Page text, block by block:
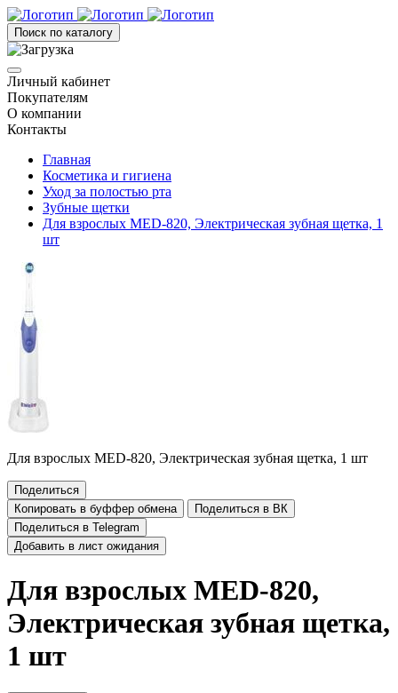
Поиск по каталогу
Личный кабинет
Покупателям
О компании
Контакты
Главная
Косметика и гигиена
Уход за полостью рта
Зубные щетки
Для взрослых MED-820, Электрическая зубная щетка, 1
шт
Для взрослых MED-820, Электрическая зубная щетка, 1 шт
Поделиться
Копировать в буффер обмена
Поделиться в ВК
Поделиться в Telegram
Добавить в лист ожидания
Для взрослых MED-820,
Электрическая зубная щетка,
1 шт